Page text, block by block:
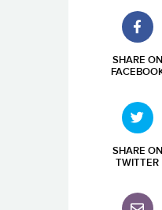
SHARE ON
SHARE ON
TWITTER